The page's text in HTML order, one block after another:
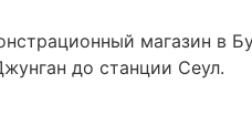
магазин в
до станции Сеул.